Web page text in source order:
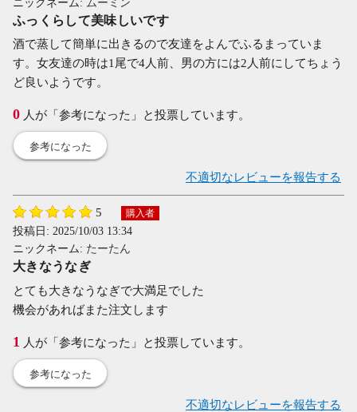
ニックネーム: ムーミン
ふっくらして美味しいです
酒で蒸して簡単に出きるので友達をよんでふるまっていま
す。女友達の時は1尾で4人前、男の方には2人前にしてちょう
ど良いようです。
0 人が「参考になった」と投票しています。
参考になった
不適切なレビューを報告する
5 購入者
投稿日: 2025/10/03 13:34
ニックネーム: たーたん
大きなうなぎ
とても大きなうなぎで大満足でした
機会があればまた注文します
1 人が「参考になった」と投票しています。
参考になった
不適切なレビューを報告する